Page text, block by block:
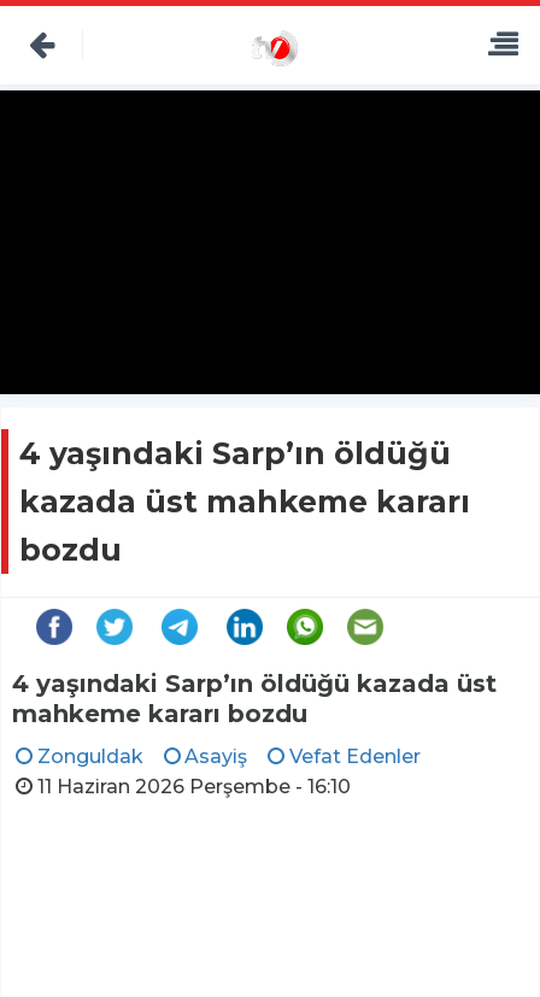
4 yaşındaki Sarp’ın öldüğü
kazada üst mahkeme kararı
bozdu
4 yaşındaki Sarp’ın öldüğü kazada üst
mahkeme kararı bozdu
Zonguldak Asayiş
Vefat Edenler
11 Haziran 2026 Perşembe - 16:10